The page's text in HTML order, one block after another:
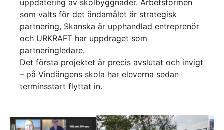
Kontakta oss
Om oss
Referenser
AKTUELLT
strategisk partnering
— Vem leder processerna när projekten blir
uppdatering av skolbyggnader. Arbetsformen
som valts för det ändamålet är strategisk
partnering, Skanska är upphandlad entreprenör
och URKRAFT har uppdraget som
partneringledare.
Det första projektet är precis avslutat och invigt
– på Vindängens skola har eleverna sedan
terminsstart flyttat in.